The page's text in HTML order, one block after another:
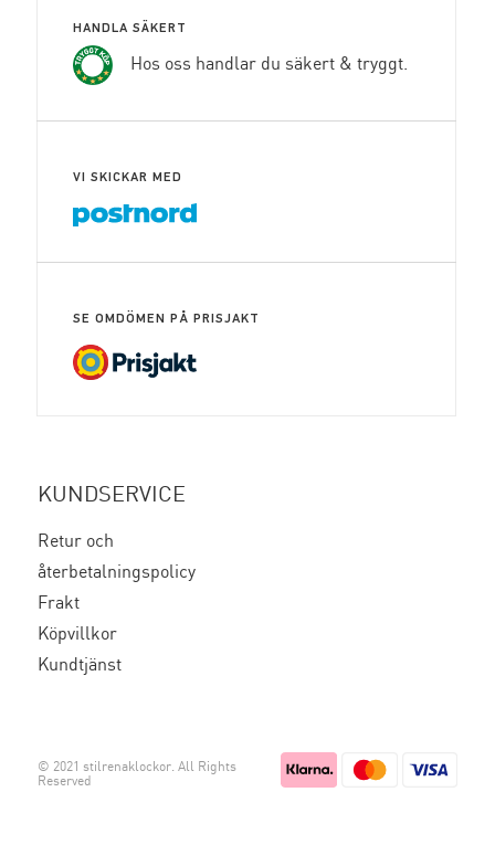
HANDLA SÄKERT
Hos oss handlar du säkert & tryggt.
VI SKICKAR MED
SE OMDÖMEN PÅ PRISJAKT
KUNDSERVICE
Retur och
återbetalningspolicy
Frakt
Köpvillkor
Kundtjänst
© 2021 stilrenaklockor. All Rights
Reserved